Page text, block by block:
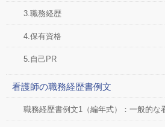
3.職務経歴
4.保有資格
5.自己PR
看護師の職務経歴書例文
職務経歴書例文1（編年式）：一般的な